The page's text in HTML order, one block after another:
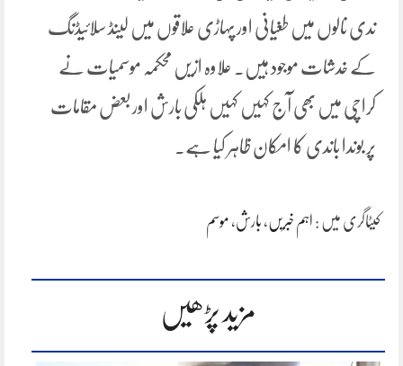
ندی نالوں میں طغیانی اور پہاڑی علاقوں میں لینڈ سلائیڈنگ
کے خدشات موجود ہیں۔ علاوہ ازیں محکمہ موسمیات نے
کراچی میں بھی آج کہیں کہیں ہلکی بارش اور بعض مقامات
پر بوندا باندی کا امکان ظاہر کیا ہے۔
کیٹاگری میں : اہم خبریں، بارش، موسم
مزید پڑھیں